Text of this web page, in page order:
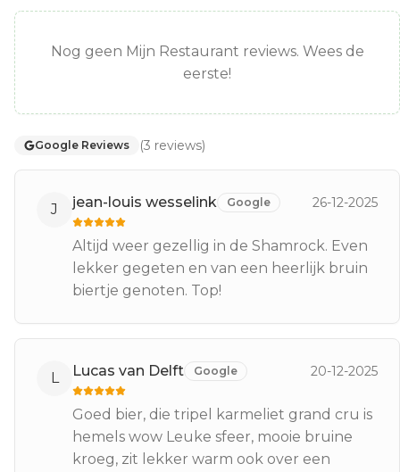
Nog geen Mijn Restaurant reviews. Wees de
eerste!
Google Reviews (3 reviews)
J jean-louis wesselink Google 26-12-2025
Altijd weer gezellig in de Shamrock. Even
lekker gegeten en van een heerlijk bruin
biertje genoten. Top!
L Lucas van Delft Google 20-12-2025
Goed bier, die tripel karmeliet grand cru is
hemels wow Leuke sfeer, mooie bruine
kroeg, zit lekker warm ook over een